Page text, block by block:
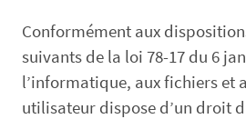
Conformément aux
suivants de la loi 78-17 du 6
l’informatique, aux fichiers et
utilisateur dispose d’un droit